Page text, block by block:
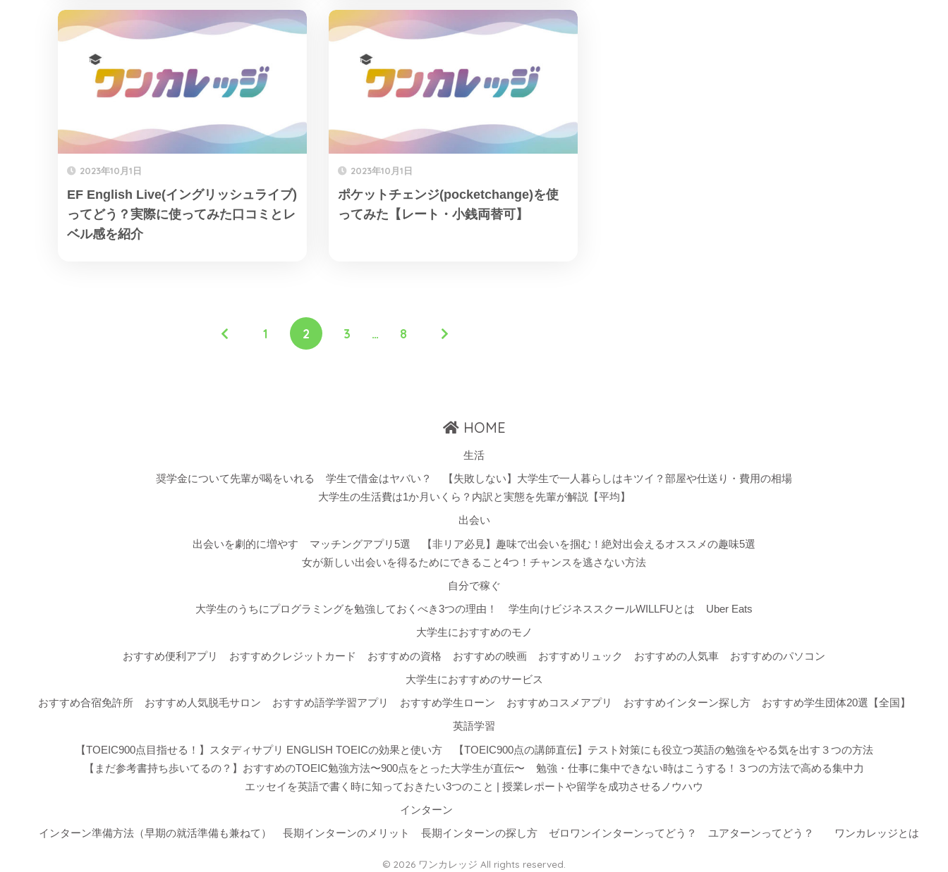
2023年10月1日
EF English Live(イングリッシュライブ)
ってどう？実際に使ってみた口コミとレ
ベル感を紹介
2023年10月1日
ポケットチェンジ(pocketchange)を使
ってみた【レート・小銭両替可】
1 2 3 … 8
HOME
生活
奨学金について先輩が喝をいれる 学生で借金はヤバい？
【失敗しない】大学生で一人暮らしはキツイ？部屋や仕送り・費用の相場
大学生の生活費は1か月いくら？内訳と実態を先輩が解説【平均】
出会い
出会いを劇的に増やす マッチングアプリ5選
【非リア必見】趣味で出会いを掴む！絶対出会えるオススメの趣味5選
女が新しい出会いを得るためにできること4つ！チャンスを逃さない方法
自分で稼ぐ
大学生のうちにプログラミングを勉強しておくべき3つの理由！ 学生向けビジネススクールWILLFUとは Uber Eats
大学生におすすめのモノ
おすすめ便利アプリ おすすめクレジットカード おすすめの資格 おすすめの映画 おすすめリュック おすすめの人気車 おすすめのパソコン
大学生におすすめのサービス
おすすめ合宿免許所 おすすめ人気脱毛サロン おすすめ語学学習アプリ おすすめ学生ローン おすすめコスメアプリ おすすめインターン探し方 おすすめ学生団体20選【全国】
英語学習
【TOEIC900点目指せる！】スタディサプリ ENGLISH TOEICの効果と使い方
【TOEIC900点の講師直伝】テスト対策にも役立つ英語の勉強をやる気を出す３つの方法
【まだ参考書持ち歩いてるの？】おすすめのTOEIC勉強方法〜900点をとった大学生が直伝〜
勉強・仕事に集中できない時はこうする！３つの方法で高める集中力
エッセイを英語で書く時に知っておきたい3つのこと | 授業レポートや留学を成功させるノウハウ
インターン
インターン準備方法（早期の就活準備も兼ねて） 長期インターンのメリット 長期インターンの探し方 ゼロワンインターンってどう？ ユアターンってどう？ ワンカレッジとは
© 2026 ワンカレッジ All rights reserved.